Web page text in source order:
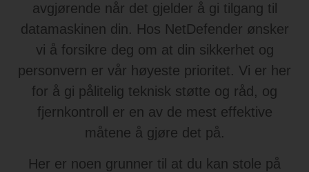
avgjørende når det gjelder å gi tilgang til
datamaskinen din. Hos NetDefender ønsker
vi å forsikre deg om at din sikkerhet og
personvern er vår høyeste prioritet. Vi er her
for å gi pålitelig teknisk støtte og råd, og
fjernkontroll er en av de mest effektive
måtene å gjøre det på.
Her er noen grunner til at du kan stole på